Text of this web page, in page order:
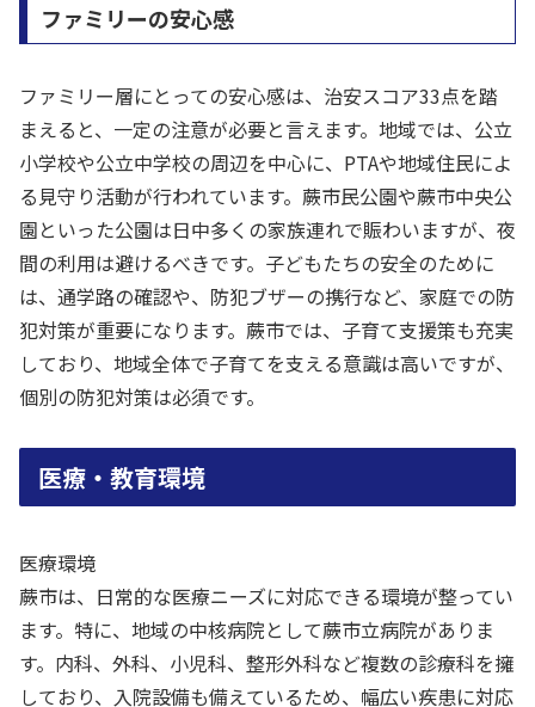
ファミリーの安心感
ファミリー層にとっての安心感は、治安スコア33点を踏
まえると、一定の注意が必要と言えます。地域では、公立
小学校や公立中学校の周辺を中心に、PTAや地域住民によ
る見守り活動が行われています。蕨市民公園や蕨市中央公
園といった公園は日中多くの家族連れで賑わいますが、夜
間の利用は避けるべきです。子どもたちの安全のために
は、通学路の確認や、防犯ブザーの携行など、家庭での防
犯対策が重要になります。蕨市では、子育て支援策も充実
しており、地域全体で子育てを支える意識は高いですが、
個別の防犯対策は必須です。
医療・教育環境
医療環境
蕨市は、日常的な医療ニーズに対応できる環境が整ってい
ます。特に、地域の中核病院として蕨市立病院がありま
す。内科、外科、小児科、整形外科など複数の診療科を擁
しており、入院設備も備えているため、幅広い疾患に対応